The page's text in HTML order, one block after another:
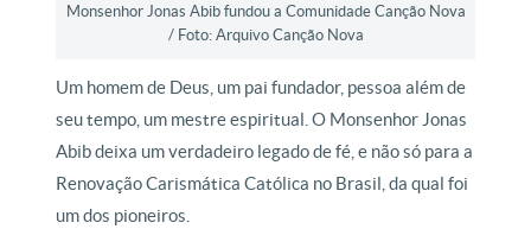
Monsenhor Jonas Abib fundou a Comunidade Canção Nova
/ Foto: Arquivo Canção Nova
Um homem de Deus, um pai fundador, pessoa além de
seu tempo, um mestre espiritual. O Monsenhor Jonas
Abib deixa um verdadeiro legado de fé, e não só para a
Renovação Carismática Católica no Brasil, da qual foi
um dos pioneiros.